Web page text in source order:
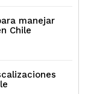
manejar
Chile